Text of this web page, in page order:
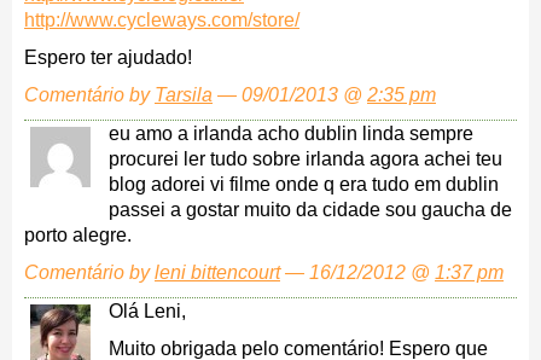
http://www.cycleways.com/store/
Espero ter ajudado!
Comentário by Tarsila — 09/01/2013 @ 2:35 pm
eu amo a irlanda acho dublin linda sempre
procurei ler tudo sobre irlanda agora achei teu
blog adorei vi filme onde q era tudo em dublin
passei a gostar muito da cidade sou gaucha de
porto alegre.
Comentário byleni bittencourt— 16/12/2012 @ 1:37 pm
Olá Leni,
Muito obrigada pelo comentário! Espero que